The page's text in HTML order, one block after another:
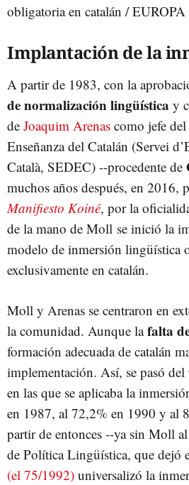
obligatoria en catalán / EUROPA
Implantación de la
A partir de 1983, con la
de normalización lingüística y
de Joaquim Arenas como jefe
Enseñanza del Catalán (Servei
Català, SEDEC) --procedente de
muchos años después, en 2016,
Manifiesto Koiné, por la
de la mano de Moll se inició la
modelo de inmersión lingüística
exclusivamente en catalán.
Moll y Arenas se centraron en
la comunidad. Aunque lafalta
formación adecuada de catalán
implementación. Así, se pasó del
en las que se aplicaba la
en 1987, al 72,2% en 1990 y al
partir de entonces --ya sin Moll
de Política Lingüística, que dejó
(el 75/1992) universalizó la